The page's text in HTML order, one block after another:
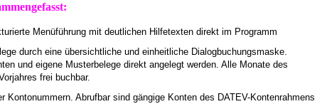
Menüführung mit deutlichen Hilfetexten direkt im Programm
durch eine übersichtliche und einheitliche Dialogbuchungsmaske.
und eigene Musterbelege direkt angelegt werden. Alle Monate des
frei buchbar.
Kontonummern. Abrufbar sind gängige Konten des DATEV-Kontenrahmens